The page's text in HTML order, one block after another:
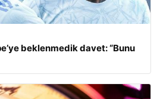
beklenmedik davet: “Bunu